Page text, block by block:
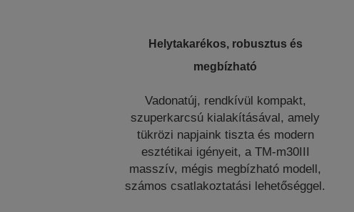
Helytakarékos, robusztus és
megbízható
Vadonatúj, rendkívül kompakt,
szuperkarcsú kialakításával, amely
tükrözi napjaink tiszta és modern
esztétikai igényeit, a TM-m30III
masszív, mégis megbízható modell,
számos csatlakoztatási lehetőséggel.